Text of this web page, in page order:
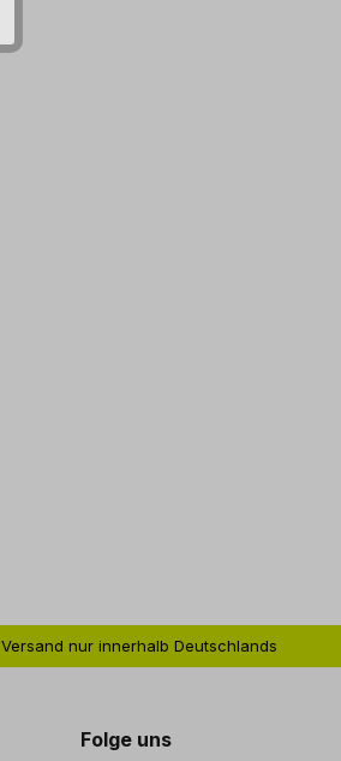
Versand nur innerhalb Deutschlands
Folge uns